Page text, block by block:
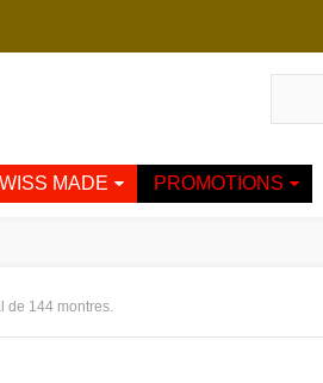
MADE PROMOTIONS
de 144 montres.